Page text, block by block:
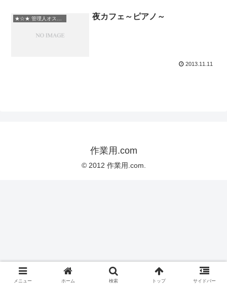
夜カフェ～ピアノ～
2013.11.11
作業用.com
© 2012 作業用.com.
メニュー ホーム 検索 トップ サイドバー